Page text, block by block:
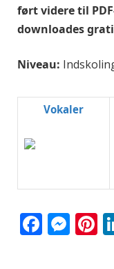
ført videre til
downloades
Niveau:
Vokaler